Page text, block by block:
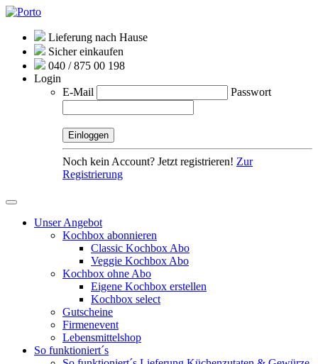
Lieferung nach Hause
Sicher einkaufen
040 / 875 00 198
Login
E-Mail
Passwort
Noch kein Account? Jetzt registrieren! Zur
Registrierung
Unser Angebot
Kochbox abonnieren
Classic Kochbox Abo
Veggie Kochbox Abo
Kochbox ohne Abo
Eigene Kochbox erstellen
Kochbox select
Gutscheine
Firmenevent
Lebensmittelshop
So funktioniert´s